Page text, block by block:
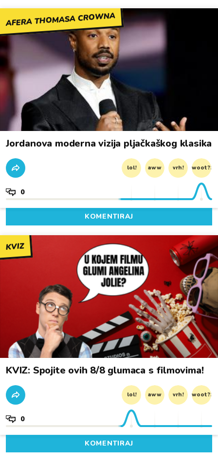
AFERA THOMASA CROWNA
Jordanova moderna vizija pljačkaškog klasika
lol! aww vrh! woot?!
0
KOMENTIRAJ
KVIZ
KVIZ: Spojite ovih 8/8 glumaca s filmovima!
lol! aww vrh! woot?!
0
KOMENTIRAJ